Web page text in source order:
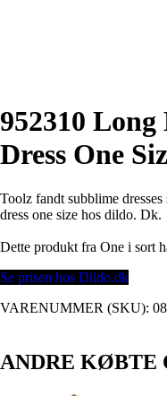
952310
Dress One
Toolz fandt subblime
dress one size hos dildo. Dk.
Dette produkt fra One i sort
Se prisen hos Dildo.dk
VARENUMMER (SKU):
ANDRE KØBTE